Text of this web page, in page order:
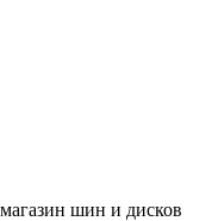
шин и дисков